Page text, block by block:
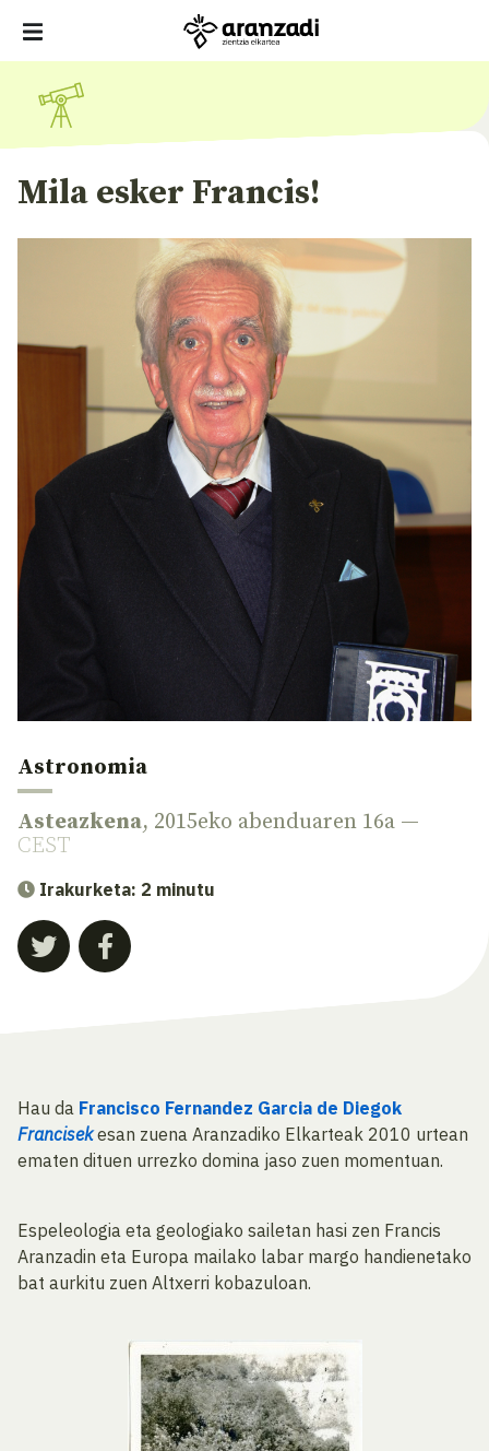
Mila esker Francis!
Astronomia
Asteazkena, 2015eko abenduaren 16a —
CEST
Irakurketa: 2 minutu
Hau da Francisco Fernandez Garcia de Diegok
Francisek esan zuena Aranzadiko Elkarteak 2010 urtean
ematen dituen urrezko domina jaso zuen momentuan.
Espeleologia eta geologiako sailetan hasi zen Francis
Aranzadin eta Europa mailako labar margo handienetako
bat aurkitu zuen Altxerri kobazuloan.